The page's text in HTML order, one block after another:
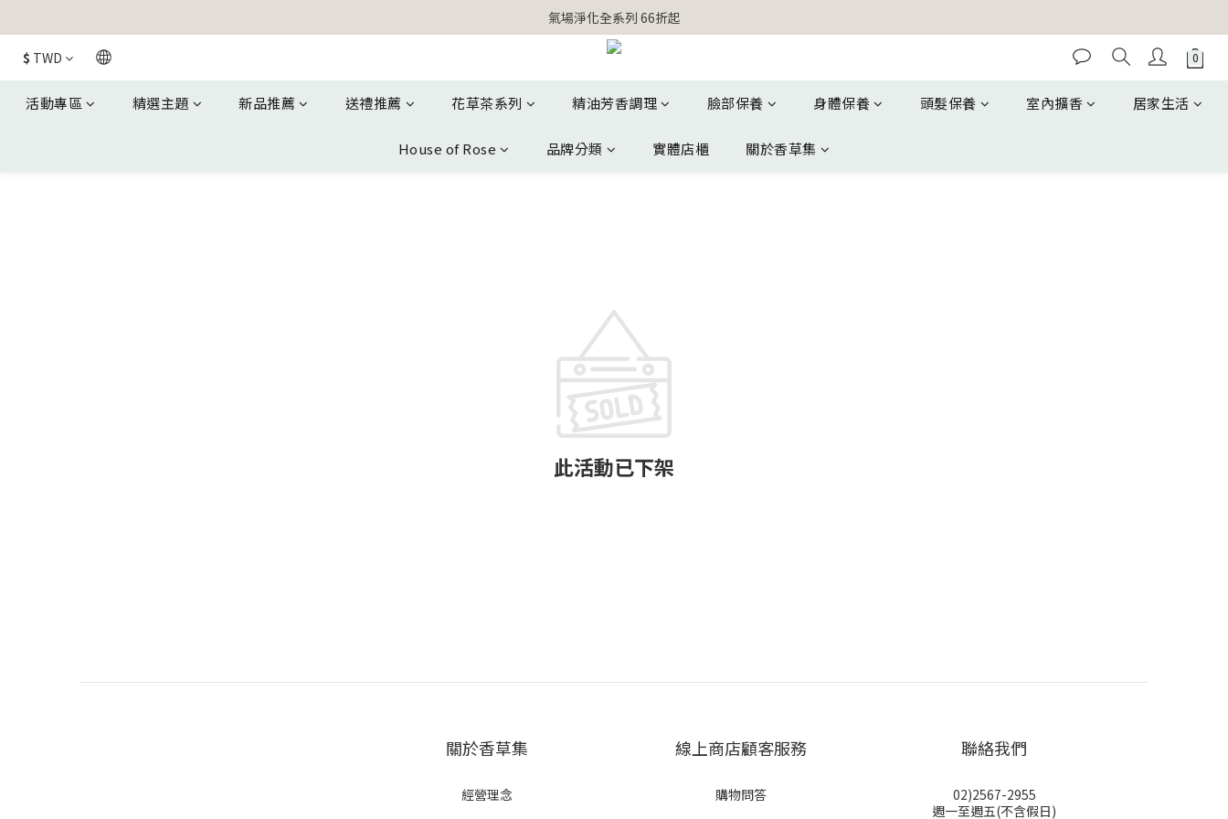
【官網獨家】首次消費 不限金額 即送 香遇熊超人行李吊牌
氣場淨化全系列 66折起
【官網獨家】首次消費 不限金額 即送 香遇熊超人行李吊牌
$ TWD
活動專區 精選主題 新品推薦 送禮推薦 花草茶系列 精油芳香調理 臉部保養 身體保養 頭髮保養 室內擴香 居家生活
House of Rose 品牌分類 實體店櫃 關於香草集
此活動已下架
關於香草集
經營理念
線上商店顧客服務
購物問答
聯絡我們
02)2567-2955
週一至週五(不含假日)